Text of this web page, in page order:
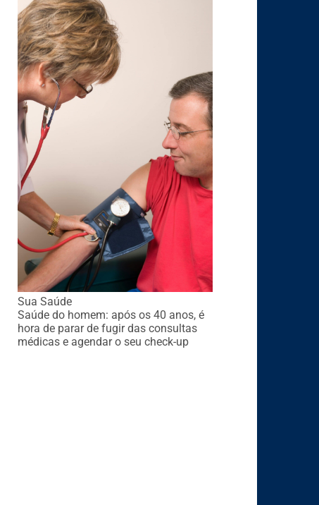
Sua Saúde
Saúde do homem: após os 40 anos, é
hora de parar de fugir das consultas
médicas e agendar o seu check-up